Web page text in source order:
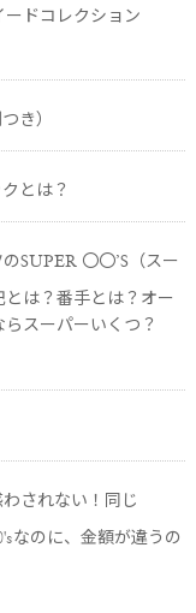
ードコレクション
き）
とは？
SUPER 〇〇’S（スー
とは？番手とは？オー
らスーパーいくつ？
わされない！同じ
なのに、金額が違うの